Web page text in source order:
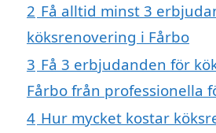
2 Få alltid minst 3
köksrenovering i Fårbo
3 Få 3 erbjudanden för
Fårbo från professionella
4 Hur mycket kostar